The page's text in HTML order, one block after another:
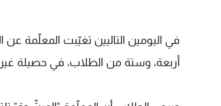
في اليومين التاليين تغيّبت المعلّمة
أربعة، وستة من الطلاب، في حصيلة غير